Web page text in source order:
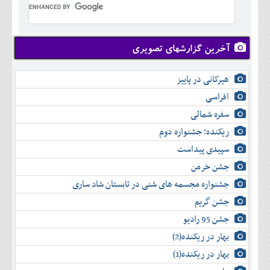
دی
بهمن
اسفند
آبان
آذر
دی
بهمن
اسفند
شهريور
مهر
آبان
آذر
دی
بهمن
اسفند
تير
مرداد
شهريور
مهر
آبان
آذر
دی
بهمن
اسفند
آخرین گزارشهای تصویری
هیرکانی در پاییز
افراسی
سفره شمالی
ریکنده؛ جشنواره دوم
سپیدی پیداست
جشن خرمن
جشنواره مجسمه های شنی در تابستان شاد ساری
جشن گریم
جشن 95 رادیو
بهار در ریکنده(2)
بهار در ریکنده(1)